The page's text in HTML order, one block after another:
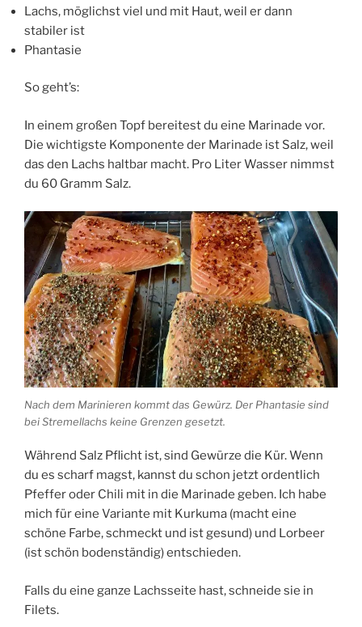
Lachs, möglichst viel und mit Haut, weil er dann
stabiler ist
Phantasie
So geht’s:
In einem großen Topf bereitest du eine Marinade vor.
Die wichtigste Komponente der Marinade ist Salz, weil
das den Lachs haltbar macht. Pro Liter Wasser nimmst
du 60 Gramm Salz.
Nach dem Marinieren kommt das Gewürz. Der Phantasie sind
bei Stremellachs keine Grenzen gesetzt.
Während Salz Pflicht ist, sind Gewürze die Kür. Wenn
du es scharf magst, kannst du schon jetzt ordentlich
Pfeffer oder Chili mit in die Marinade geben. Ich habe
mich für eine Variante mit Kurkuma (macht eine
schöne Farbe, schmeckt und ist gesund) und Lorbeer
(ist schön bodenständig) entschieden.
Falls du eine ganze Lachsseite hast, schneide sie in
Filets.